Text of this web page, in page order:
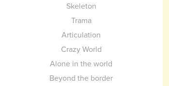
Skeleton
Trama
Articulation
Crazy World
Alone in the world
Beyond the border